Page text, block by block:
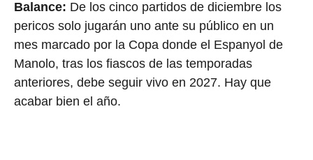
Balance: De los cinco partidos de diciembre los
pericos solo jugarán uno ante su público en un
mes marcado por la Copa donde el Espanyol de
Manolo, tras los fiascos de las temporadas
anteriores, debe seguir vivo en 2027. Hay que
acabar bien el año.